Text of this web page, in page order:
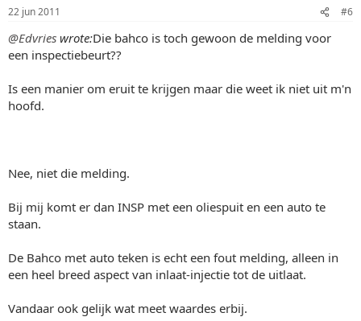
22 jun 2011 #6
@Edvries wrote:Die bahco is toch gewoon de melding voor
een inspectiebeurt??
Is een manier om eruit te krijgen maar die weet ik niet uit m'n
hoofd.
Nee, niet die melding.
Bij mij komt er dan INSP met een oliespuit en een auto te
staan.
De Bahco met auto teken is echt een fout melding, alleen in
een heel breed aspect van inlaat-injectie tot de uitlaat.
Vandaar ook gelijk wat meet waardes erbij.